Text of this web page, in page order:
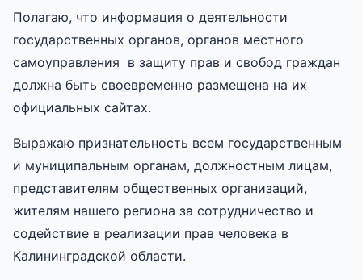
Полагаю, что информация о деятельности
государственных органов, органов местного
самоуправления в защиту прав и свобод граждан
должна быть своевременно размещена на их
официальных сайтах.
Выражаю признательность всем государственным
и муниципальным органам, должностным лицам,
представителям общественных организаций,
жителям нашего региона за сотрудничество и
содействие в реализации прав человека в
Калининградской области.